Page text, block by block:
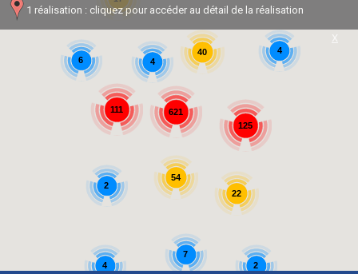
621
125
2
40
54
111
4
4
22
7
6
2
4
1 réalisation : cliquez pour accéder au détail de la réalisation
X